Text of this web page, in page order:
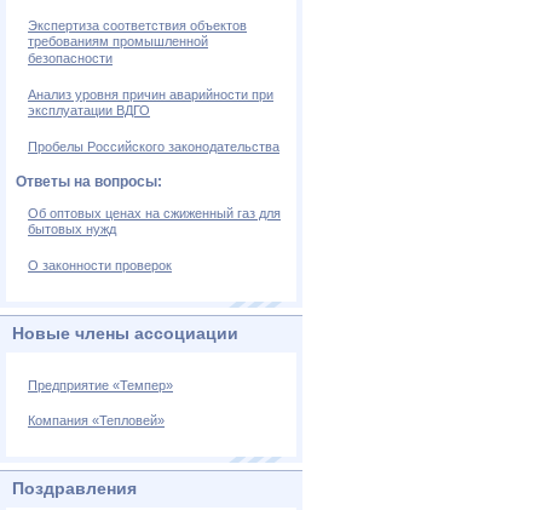
Экспертиза соответствия объектов
требованиям промышленной
безопасности
Анализ уровня причин аварийности при
эксплуатации ВДГО
Пробелы Российского законодательства
Ответы на вопросы:
Об оптовых ценах на сжиженный газ для
бытовых нужд
О законности проверок
Новые члены ассоциации
Предприятие «Темпер»
Компания «Тепловей»
Поздравления